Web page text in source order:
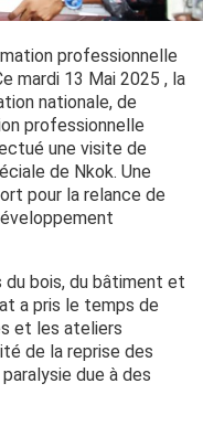
professionnelle
mardi 13 Mai 2025 , la
nationale, de
professionnelle
une visite de
de Nkok. Une
pour la relance de
bois, du bâtiment et
a pris le temps de
et les ateliers
de la reprise des
due à des